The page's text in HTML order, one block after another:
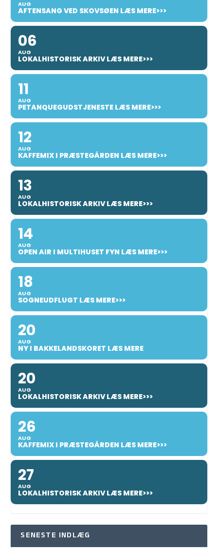
AUG
AFTENSANG VED SKOVSØEN LÆS MERE>>>
06
AUG
LOKALHISTORISK ARKIV LÆS MERE>>>
11
AUG
PETANQUEGUDSTJENESTE LÆS MERE>>>
12
AUG
KAFFEMIX I PRÆSTEGÅRDEN LÆS MERE>>>
13
AUG
LOKALHISTORISK ARKIV LÆS MERE>>>
14
AUG
OPEN AIR I MULTIHUSET FYN LÆS MERE>>>
18
AUG
SOGNEUDFLUGT LÆS MERE>>>
20
AUG
NY I BAKKELANDSKORET LÆS MERE
20
AUG
LOKALHISTORISK ARKIV LÆS MERE>>>
26
AUG
KAFFEMIX I PRÆSTEGÅRDEN LÆS MERE>>>
27
AUG
LOKALHISTORISK ARKIV LÆS MERE>>>
SENESTE INDLÆG